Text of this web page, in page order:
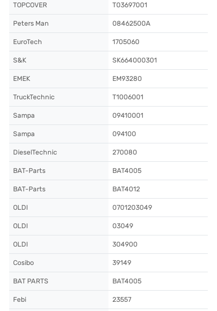
TOPCOVER T03697001
Peters Man 08462500A
EuroTech 1705060
S&K SK664000301
EMEK EM93280
TruckTechnic T1006001
Sampa 09410001
Sampa 094100
DieselTechnic 270080
BAT-Parts BAT4005
BAT-Parts BAT4012
OLDI 0701203049
OLDI 03049
OLDI 304900
Cosibo 39149
BAT PARTS BAT4005
Febi 23557